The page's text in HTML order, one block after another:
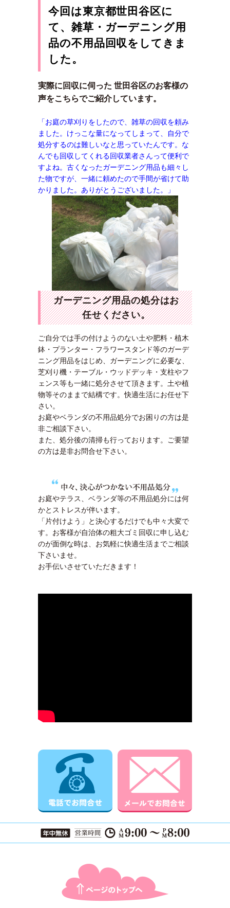
今回は東京都世田谷区に
て、雑草・ガーデニング用
品の不用品回収をしてきま
した。
実際に回収に伺った 世田谷区のお客様の
声をこちらでご紹介しています。
「お庭の草刈りをしたので、雑草の回収を頼み
ました。けっこな量になってしまって、自分で
処分するのは難しいなと思っていたんです。な
んでも回収してくれる回収業者さんって便利で
すよね。古くなったガーデニング用品も細々し
た物ですが、一緒に頼めたので手間が省けて助
かりました。ありがとうございました。」
ガーデニング用品の処分はお
任せください。
ご自分では手の付けようのない土や肥料・植木
鉢・プランター・フラワースタンド等のガーデ
ニング用品をはじめ、ガーデニングに必要な、
芝刈り機・テーブル・ウッドデッキ・支柱やフ
ェンス等も一緒に処分させて頂きます。土や植
物等そのままで結構です。快適生活にお任せ下
さい。
お庭やベランダの不用品処分でお困りの方は是
非ご相談下さい。
また、処分後の清掃も行っております。ご要望
の方は是非お問合せ下さい。
お庭やテラス、ベランダ等の不用品処分には何
かとストレスが伴います。
「片付けよう」と決心するだけでも中々大変で
す。お客様が自治体の粗大ゴミ回収に申し込む
のが面倒な時は、お気軽に快適生活までご相談
下さいませ。
お手伝いさせていただきます！
電話でお問合せ